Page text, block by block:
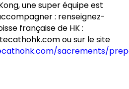
une super équipe est
: renseignez-
française de HK :
ou sur le site
sacrements/